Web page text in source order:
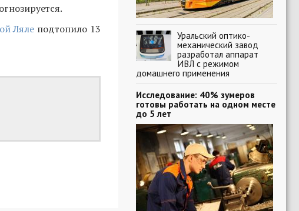
Ляле подтопило 13
Уральский оптико-
механический завод
разработал аппарат
ИВЛ с режимом
домашнего применения
Исследование: 40% зумеров
готовы работать на одном месте
до 5 лет